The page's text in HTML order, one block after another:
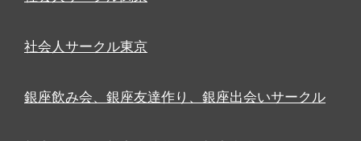
社会人サークル東京
銀座飲み会、銀座友達作り、銀座出会いサークル